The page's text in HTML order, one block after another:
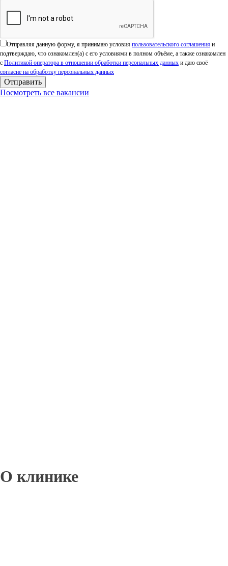
Отправляя данную форму, я принимаю условия пользовательского соглашения и
подтверждаю, что ознакомлен(а) с его условиями в полном объёме, а также ознакомлен
с Политикой оператора в отношении обработки персональных данных и даю своё
согласие на обработку персональных данных
Посмотреть все вакансии
О клинике